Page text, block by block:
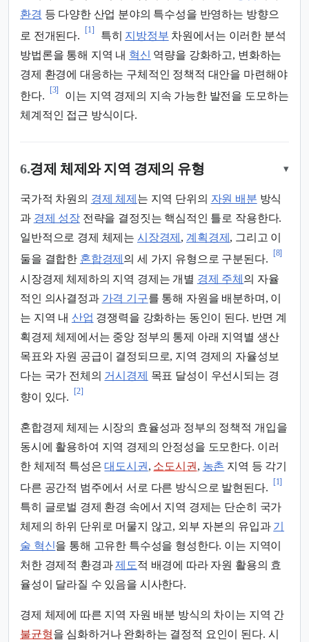
환경 등 다양한 산업 분야의 특수성을 반영하는 방향으
로 전개된다.
[1]
특히 지방정부 차원에서는 이러한 분석
방법론을 통해 지역 내 혁신 역량을 강화하고, 변화하는
경제 환경에 대응하는 구체적인 정책적 대안을 마련해야
한다.
[3]
이는 지역 경제의 지속 가능한 발전을 도모하는
체계적인 접근 방식이다.
6.경제 체제와 지역 경제의 유형 ▾
국가적 차원의 경제 체제 는 지역 단위의 자원 배분 방식
과 경제 성장전략을 결정짓는 핵심적인 틀로 작용한다.
일반적으로 경제 체제는 시장경제 , 계획경제 , 그리고 이
둘을 결합한 혼합경제 의 세 가지 유형으로 구분된다.
[8]
시장경제 체제하의 지역 경제는 개별 경제 주체 의 자율
적인 의사결정과 가격 기구를 통해 자원을 배분하며, 이
는 지역 내 산업 경쟁력을 강화하는 동인이 된다. 반면 계
획경제 체제에서는 중앙 정부의 통제 아래 지역별 생산
목표와 자원 공급이 결정되므로, 지역 경제의 자율성보
다는 국가 전체의 거시경제 목표 달성이 우선시되는 경
향이 있다.
[2]
혼합경제 체제는 시장의 효율성과 정부의 정책적 개입을
동시에 활용하여 지역 경제의 안정성을 도모한다. 이러
한 체제적 특성은대도시권 , 소도시권 , 농촌 지역 등 각기
다른 공간적 범주에서 서로 다른 방식으로 발현된다.
[1]
특히 글로벌 경제 환경 속에서 지역 경제는 단순히 국가
체제의 하위 단위로 머물지 않고, 외부 자본의 유입과 기
술 혁신을 통해 고유한 특수성을 형성한다. 이는 지역이
처한 경제적 환경과제도적 배경에 따라 자원 활용의 효
율성이 달라질 수 있음을 시사한다.
경제 체제에 따른 지역 자원 배분 방식의 차이는 지역 간
불균형을 심화하거나 완화하는 결정적 요인이 된다. 시